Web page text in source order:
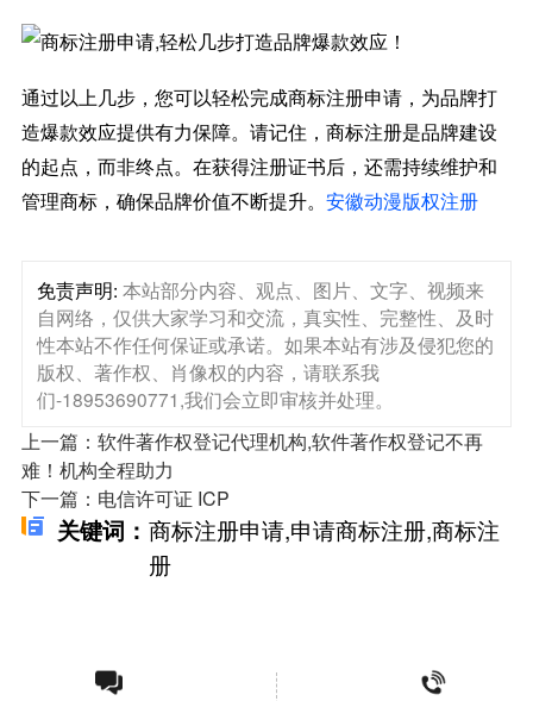
通过以上几步，您可以轻松完成商标注册申请，为品牌打
造爆款效应提供有力保障。请记住，商标注册是品牌建设
的起点，而非终点。在获得注册证书后，还需持续维护和
管理商标，确保品牌价值不断提升。 安徽动漫版权注册
免责声明: 本站部分内容、观点、图片、文字、视频来
自网络，仅供大家学习和交流，真实性、完整性、及时
性本站不作任何保证或承诺。如果本站有涉及侵犯您的
版权、著作权、肖像权的内容，请联系我
们-18953690771,我们会立即审核并处理。
上一篇：软件著作权登记代理机构,软件著作权登记不再
难！机构全程助力
下一篇：电信许可证 ICP
关键词： 商标注册申请,申请商标注册,商标注
册